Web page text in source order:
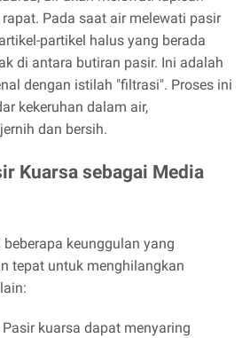
Pada saat air melewati pasir
partikel halus yang berada
di antara butiran pasir. Ini adalah
dengan istilah "filtrasi". Proses ini
kekeruhan dalam air,
dan bersih.
Kuarsa sebagai Media
keunggulan yang
tepat untuk menghilangkan
Pasir kuarsa dapat menyaring